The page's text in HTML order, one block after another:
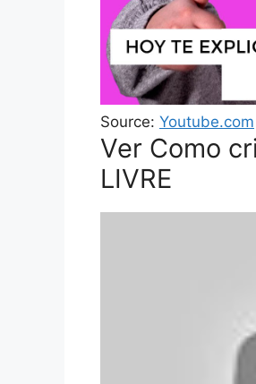
Source: Youtube.com
Ver Como
LIVRE